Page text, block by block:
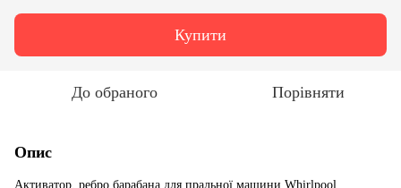
Купити
До обраного Порівняти
Опис
Активатор, ребро барабана для пральної машини Whirlpool